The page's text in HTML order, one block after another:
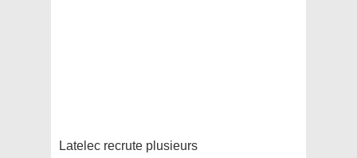
Latelec recrute plusieurs